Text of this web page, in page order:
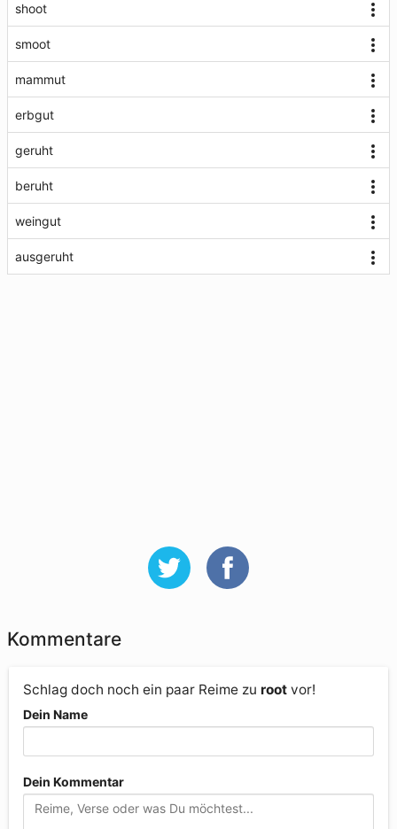
shoot
smoot
mammut
erbgut
geruht
beruht
weingut
ausgeruht
Kommentare
Schlag doch noch ein paar Reime zu root vor!
Dein Name
Dein Kommentar